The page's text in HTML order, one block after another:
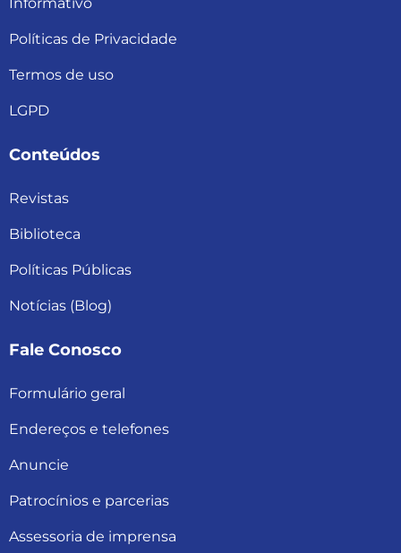
Políticas de Privacidade
Termos de uso
LGPD
Conteúdos
Revistas
Biblioteca
Políticas Públicas
Notícias (Blog)
Fale Conosco
Formulário geral
Endereços e telefones
Anuncie
Patrocínios e parcerias
Assessoria de imprensa